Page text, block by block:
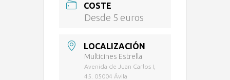
COSTE
Desde 5 euros
LOCALIZACIÓN
Multicines Estrella
Avenida de Juan Carlos I,
45. 05004 Ávila